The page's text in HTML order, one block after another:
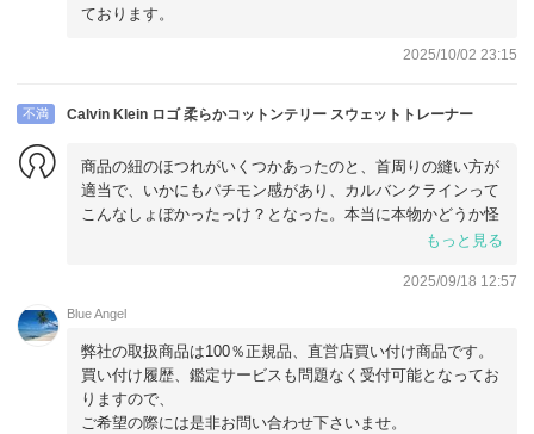
ております。
2025/10/02 23:15
不満 Calvin Klein ロゴ 柔らかコットンテリー スウェットトレーナー
商品の紐のほつれがいくつかあったのと、首周りの縫い方が
適当で、いかにもパチモン感があり、カルバンクラインって
こんなしょぼかったっけ？となった。本当に本物かどうか怪
もっと見る
2025/09/18 12:57
Blue Angel
弊社の取扱商品は100％正規品、直営店買い付け商品です。
買い付け履歴、鑑定サービスも問題なく受付可能となってお
りますので、
ご希望の際には是非お問い合わせ下さいませ。